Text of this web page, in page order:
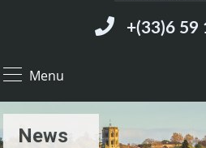
+(33)6 59
Menu
News